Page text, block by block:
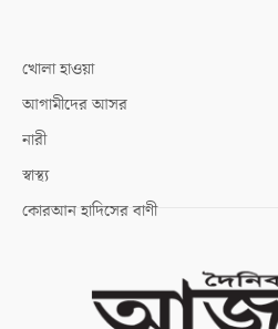
খোলা হাওয়া
আগামীদের আসর
নারী
স্বাস্থ্য
কোরআন হাদিসের বাণী